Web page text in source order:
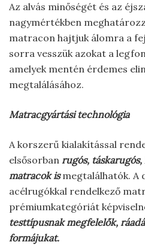
Az alvás minőségét és az
nagymértékben
matracon hajtjuk álomra a
sorra vesszük azokat a
amelyek mentén érdemes
megtalálásához.
Matracgyártási technológia
A korszerű kialakítással
elsősorban rugós,
matracok ismegtalálhatók. A
acélrugókkal rendelkező
prémiumkategóriát
testtípusnak megfelelők,
formájukat.